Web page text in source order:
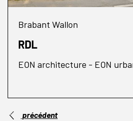
Brabant Wallon
RDL
EON architecture - EON
précédent